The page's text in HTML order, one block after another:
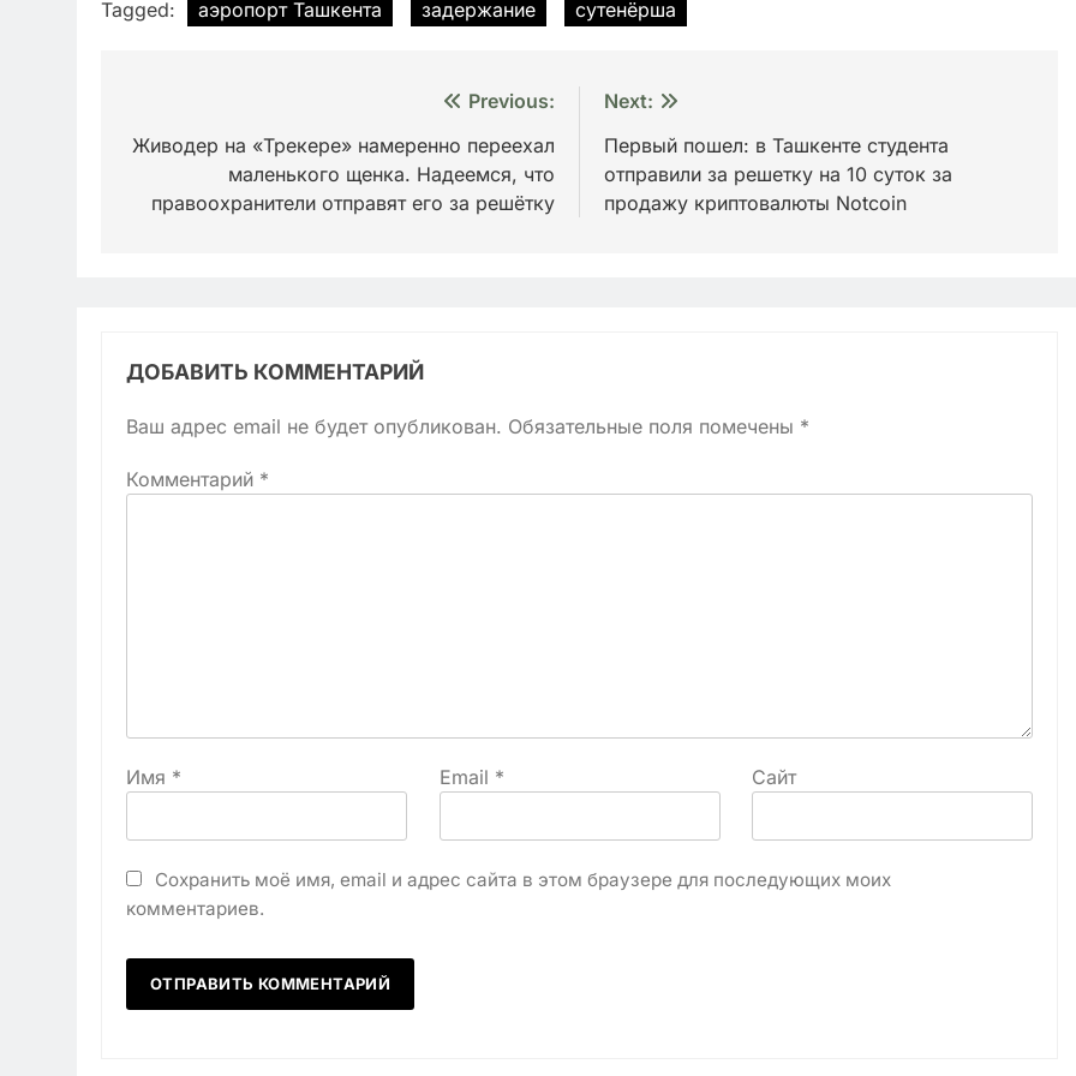
Tagged: аэропорт Ташкента задержание сутенёрша
по
записям
Previous:
Живодер на «Трекере» намеренно переехал
маленького щенка. Надеемся, что
правоохранители отправят его за решётку
Next:
Первый пошел: в Ташкенте студента
отправили за решетку на 10 суток за
продажу криптовалюты Notcoin
ДОБАВИТЬ КОММЕНТАРИЙ
Ваш адрес email не будет опубликован. Обязательные поля помечены *
Комментарий *
Имя * Email * Сайт
Сохранить моё имя, email и адрес сайта в этом браузере для последующих моих
комментариев.